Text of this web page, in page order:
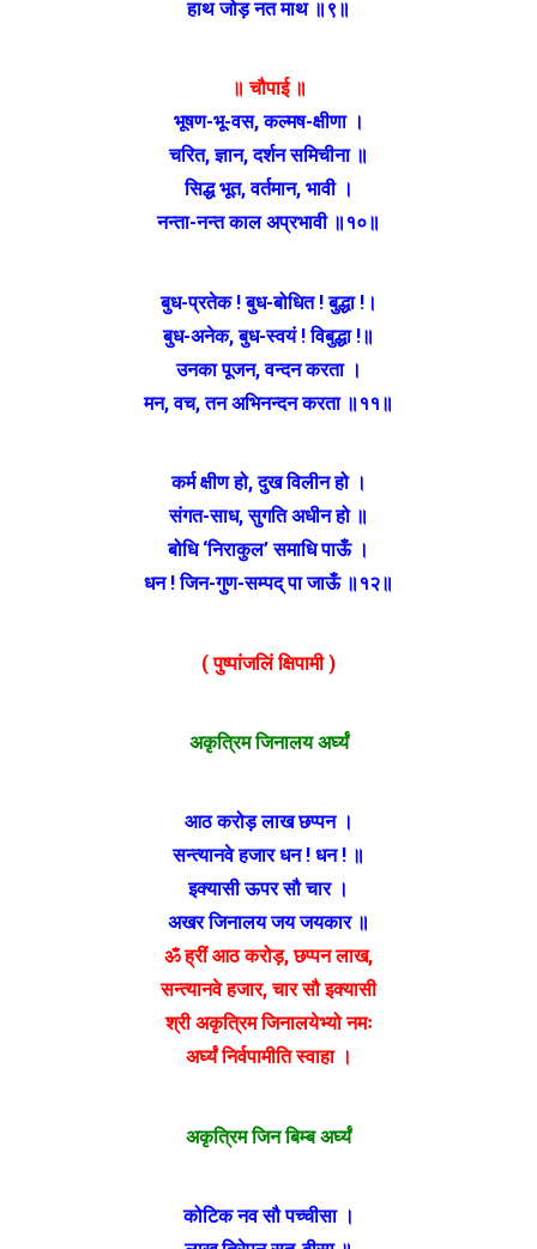
हाथ जोड़ नत माथ॥९॥
॥ चौपाई ॥
भूषण-भू-वस, कल्मष-क्षीणा ।
चरित, ज्ञान, दर्शन समिचीना ॥
सिद्ध भूत, वर्तमान, भावी ।
नन्ता-नन्त काल अप्रभावी ॥१०॥
बुध-प्रतेक ! बुध-बोधित ! बुद्धा !।
बुध-अनेक, बुध-स्वयं ! विबुद्धा !॥
उनका पूजन, वन्दन करता ।
मन, वच, तन अभिनन्दन करता ॥११॥
कर्म क्षीण हो, दुख विलीन हो ।
संगत-साध, सुगति अधीन हो ॥
बोधि ‘निराकुल’ समाधि पाऊँ ।
धन ! जिन-गुण-सम्पद् पा जाऊँ ॥१२॥
( पुष्पांजलिं क्षिपामी )
अकृत्रिम जिनालय अर्घ्यं
आठ करोड़ लाख छप्पन ।
सन्त्यानवे हजार धन ! धन ! ॥
इक्यासी ऊपर सौ चार ।
अखर जिनालय जय जयकार ॥
ॐ ह्रीं आठ करोड़, छप्पन लाख,
सन्त्यानवे हजार, चार सौ इक्यासी
श्री अकृत्रिम जिनालयेभ्यो नमः
अर्घ्यं निर्वपामीति स्वाहा ।
अकृत्रिम जिन बिम्ब अर्घ्यं
कोटिक नव सौ पच्चीसा ।